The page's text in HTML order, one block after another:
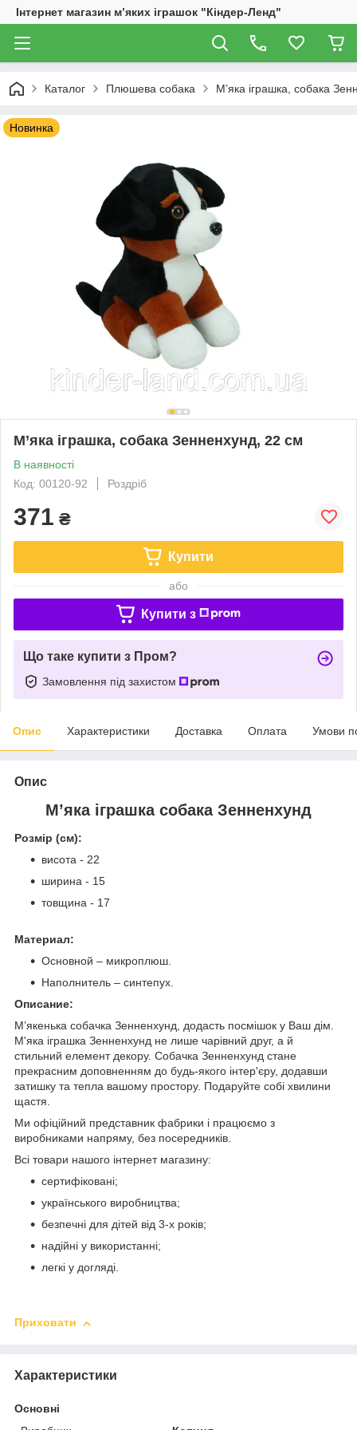
Інтернет магазин м’яких іграшок "Кіндер-Ленд"
Каталог Плюшева собака М’яка іграшка, собака
Новинка
М’яка іграшка, собака Зенненхунд, 22 см
В наявності
Код: 00120-92
Роздріб
371 ₴
Купити
або
Купити з
Що таке купити з Пром?
Замовлення під захистом
Опис Характеристики Доставка Оплата Умови
Опис
М’яка іграшка собака Зенненхунд
Розмір (см):
висота - 22
ширина - 15
товщина - 17
Материал:
Основной – микроплюш.
Наполнитель – синтепух.
Описание:
М’якенька собачка Зенненхунд, додасть посмішок у Ваш дім.
М'яка іграшка Зенненхунд не лише чарівний друг, а й
стильний елемент декору. Собачка Зенненхунд стане
прекрасним доповненням до будь-якого інтер'єру, додавши
затишку та тепла вашому простору. Подаруйте собі хвилини
щастя.
Ми офіційний представник фабрики і працюємо з
виробниками напряму, без посередників.
Всі товари нашого інтернет магазину:
сертифіковані;
українського виробництва;
безпечні для дітей від 3-х років;
надійні у використанні;
легкі у догляді.
Приховати
Характеристики
Основні